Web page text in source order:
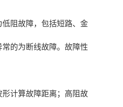
阻故障，包括短路、金
的为断线故障。故障性
计算故障距离；高阻故